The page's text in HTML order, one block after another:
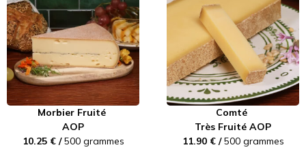
Morbier Fruité
AOP
10.25 € /500 grammes
Comté
Très Fruité AOP
11.90 € /500 grammes